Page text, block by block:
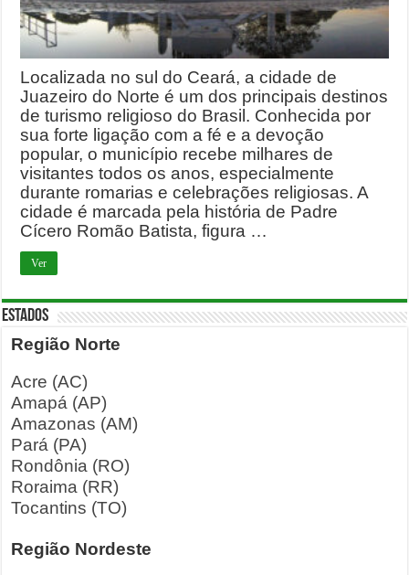
Localizada no sul do Ceará, a cidade de
Juazeiro do Norte é um dos principais destinos
de turismo religioso do Brasil. Conhecida por
sua forte ligação com a fé e a devoção
popular, o município recebe milhares de
visitantes todos os anos, especialmente
durante romarias e celebrações religiosas. A
cidade é marcada pela história de Padre
Cícero Romão Batista, figura …
Ver
ESTADOS
Região Norte
Acre (AC)
Amapá (AP)
Amazonas (AM)
Pará (PA)
Rondônia (RO)
Roraima (RR)
Tocantins (TO)
Região Nordeste